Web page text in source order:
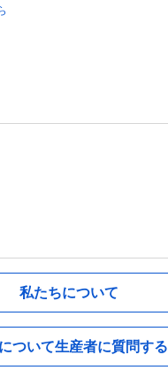
私たちについて
ついて生産者に質問する